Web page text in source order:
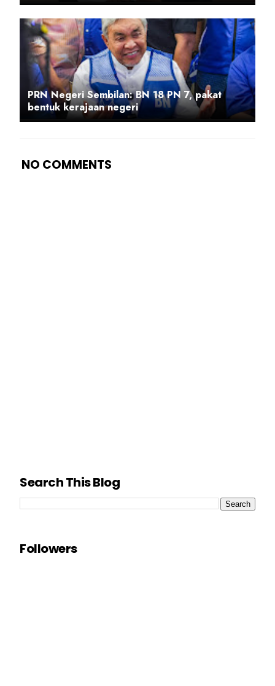
PRN Negeri Sembilan: BN 18 PN 7, pakat
bentuk kerajaan negeri
NO COMMENTS
Search This Blog
Followers